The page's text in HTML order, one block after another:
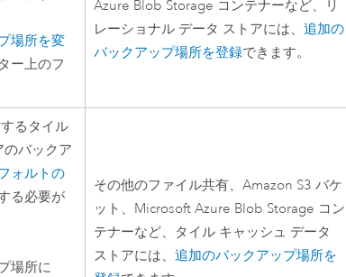
場所を変
ー上のフ
Azure Blob Storage コンテナーなど、リ
レーショナル データ ストアには、追加の
バックアップ場所を登録できます。
るタイル
のバックア
ォルトの
る必要が
場所に
その他のファイル共有、Amazon S3 バケ
ット、 Microsoft Azure Blob Storage コン
テナーなど、タイル キャッシュ データ
ストアには、追加のバックアップ場所を